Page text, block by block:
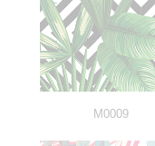
M0009